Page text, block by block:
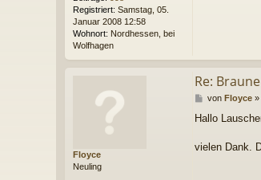
Registriert: Samstag, 05.
Januar 2008 12:58
Wohnort: Nordhessen, bei
Wolfhagen
Floyce
Neuling
Re:
B
i
r
von Floyce»
Hallo
vielen Dank.